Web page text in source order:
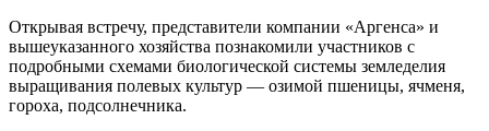
Открывая встречу, представители компании «Аргенса» и
вышеуказанного хозяйства познакомили участников с
подробными схемами биологической системы земледелия
выращивания полевых культур — озимой пшеницы, ячменя,
гороха, подсолнечника.